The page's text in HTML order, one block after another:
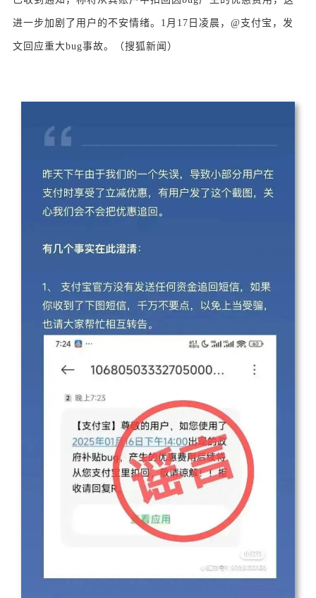
进一步加剧了用户的不安情绪。1月17日凌晨，@支付宝，发
文回应重大bug事故。（搜狐新闻）